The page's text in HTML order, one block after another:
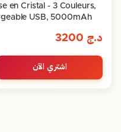
en Cristal - 3 Couleurs,
USB, 5000mAh
د.ج
اشتري الآن